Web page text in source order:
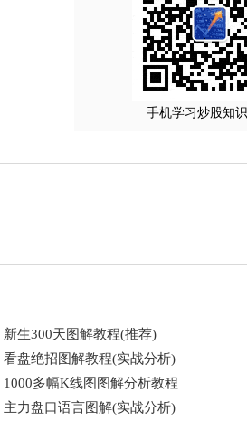
手机学习炒股知